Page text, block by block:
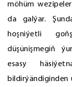
möhüm
da galýar.
hoşniýetli
düşünişmegiň
esasy
bildirýändiginden